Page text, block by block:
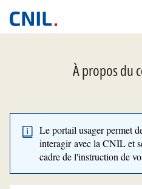
À propos du
Le portail usager permet
interagir avec la CNIL et
cadre de l'instruction de